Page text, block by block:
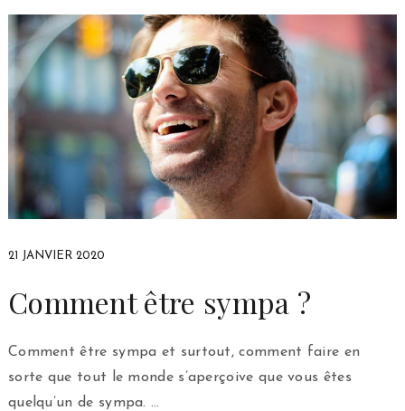
21 JANVIER 2020
Comment être sympa ?
Comment être sympa et surtout, comment faire en
sorte que tout le monde s’aperçoive que vous êtes
quelqu’un de sympa. …